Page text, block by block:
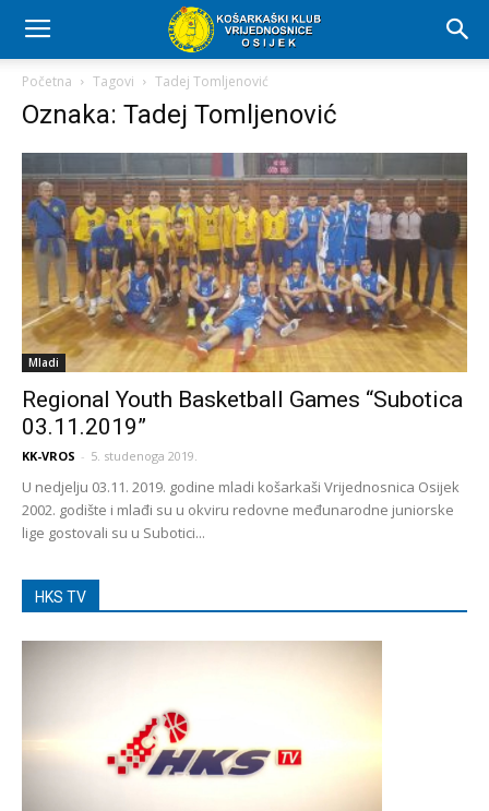
Početna Tagovi Tadej Tomljenović
Oznaka: Tadej Tomljenović
Mladi
Regional Youth Basketball Games “Subotica
03.11.2019”
KK-VROS - 5. studenoga 2019.
U nedjelju 03.11. 2019. godine mladi košarkaši Vrijednosnica Osijek
2002. godište i mlađi su u okviru redovne međunarodne juniorske
lige gostovali su u Subotici...
HKS TV